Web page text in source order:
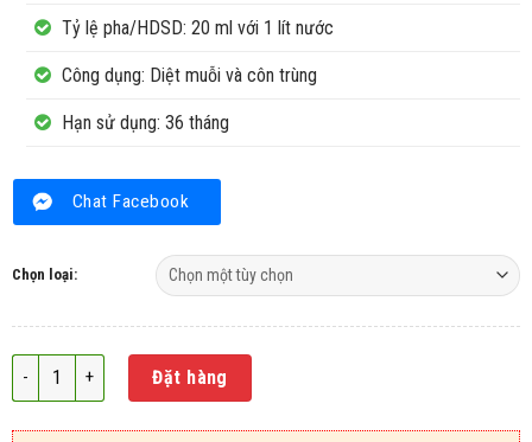
Tỷ lệ pha/HDSD: 20 ml với 1 lít nước
Công dụng: Diệt muỗi và côn trùng
Hạn sử dụng: 36 tháng
Chat Facebook
Chọn loại:
Thuốc diệt muỗi Map Cyper 100EC số lượng
Đặt hàng